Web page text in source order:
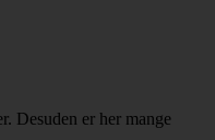
Desuden er her mange